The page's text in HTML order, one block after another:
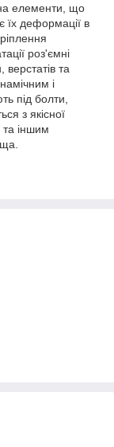
елементи, що
їх деформації в
роз'ємні
та
і
під болти,
з якісної
та іншим